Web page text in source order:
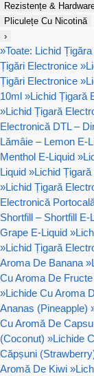
Rezistențe &
Pliculețe Cu Nicotină
›
»Toate: Lichid
Țigări Electronice »
Țigări Electronice »
10ml »Lichid Țigară
»Lichid Țigară
Electronică DTL –
Lămâie – Lemon E-
Menthol E-Liquid »
Liquid »Lichid
»Lichid Țigară
Electronică
Shortfill – Shortfill E-
Grape E-Liquid »
»Lichid Țigară
Aroma De Banana »
Cu Aroma De
»Lichide Cu Aroma
Ananas (Pineapple)
Cu Aromă De
(Coconut) »Lichide
Căpșuni
Aromă De Kiwi »